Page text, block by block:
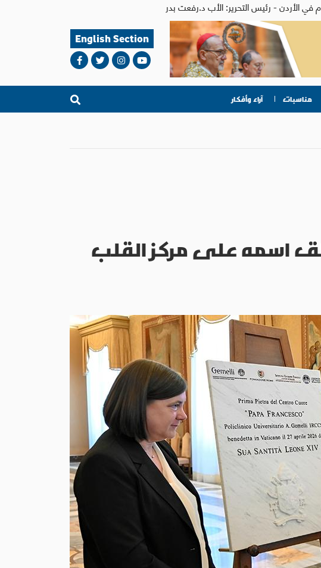
English Section
مناسبات آراء وأفكار
اسمه على مركز القلب